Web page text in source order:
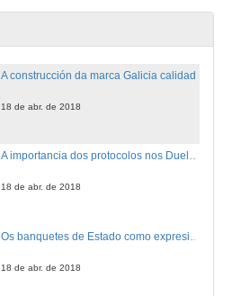
A construcción da marca Galicia calidade
18 de abr. de 2018
A importancia dos protocolos nos Duelos de Honor
18 de abr. de 2018
18 de abr. de 2018